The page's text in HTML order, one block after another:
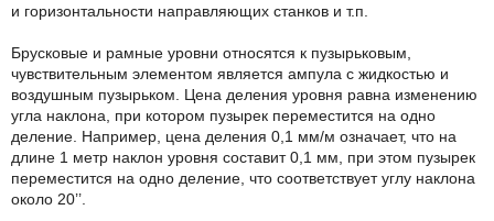
и горизонтальности направляющих станков и т.п.
Брусковые и рамные уровни относятся к пузырьковым,
чувствительным элементом является ампула с жидкостью и
воздушным пузырьком. Цена деления уровня равна изменению
угла наклона, при котором пузырек переместится на одно
деление. Например, цена деления 0,1 мм/м означает, что на
длине 1 метр наклон уровня составит 0,1 мм, при этом пузырек
переместится на одно деление, что соответствует углу наклона
около 20’’.